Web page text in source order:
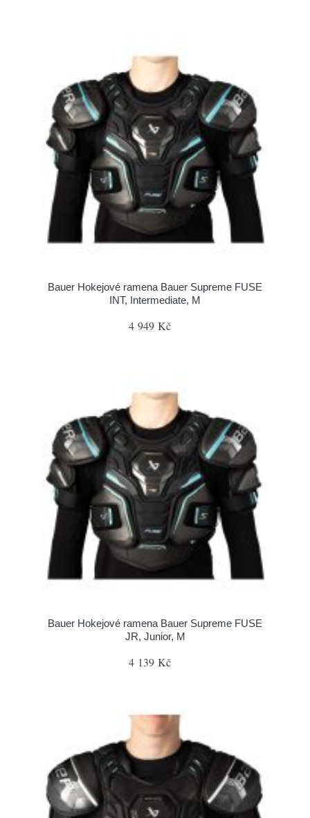
Bauer Hokejové ramena Bauer Supreme FUSE
INT, Intermediate, M
4 949 Kč
Bauer Hokejové ramena Bauer Supreme FUSE
JR, Junior, M
4 139 Kč